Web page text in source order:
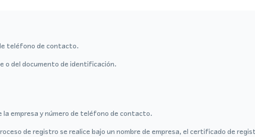
teléfono de contacto.
o del documento de identificación.
la empresa y número de teléfono de contacto.
de registro se realice bajo un nombre de empresa, el certificado de